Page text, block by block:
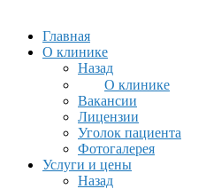
Главная
О клинике
Назад
О клинике
Вакансии
Лицензии
Уголок пациента
Фотогалерея
Услуги и цены
Назад